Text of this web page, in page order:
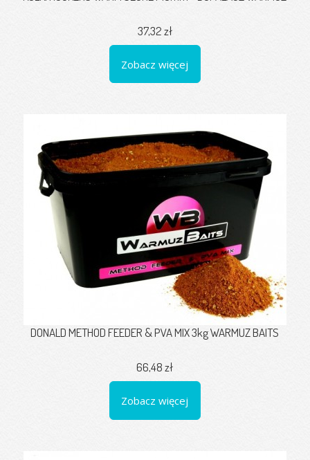
37,32 zł
Zobacz więcej
DONALD METHOD FEEDER & PVA MIX 3kg WARMUZ BAITS
66,48 zł
Zobacz więcej